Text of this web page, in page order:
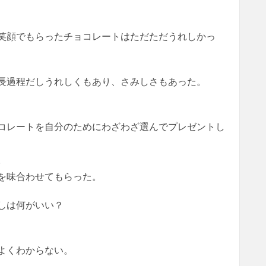
でもらったチョコレートはただただうれしかっ
程だしうれしくもあり、さみしさもあった。
ートを自分のためにわざわざ選んでプレゼントし
合わせてもらった。
は何がいい？
わからない。